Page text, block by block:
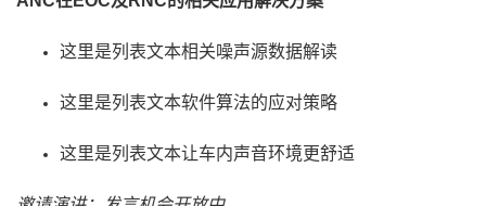
这里是列表文本相关噪声源数据解读
这里是列表文本软件算法的应对策略
这里是列表文本让车内声音环境更舒适